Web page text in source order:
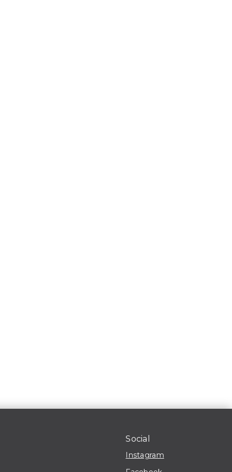
Social
Instagram